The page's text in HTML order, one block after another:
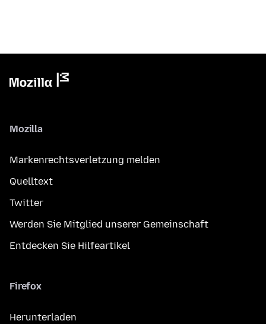
Mozilla
Markenrechtsverletzung melden
Quelltext
Twitter
Werden Sie Mitglied unserer Gemeinschaft
Entdecken Sie Hilfeartikel
Firefox
Herunterladen